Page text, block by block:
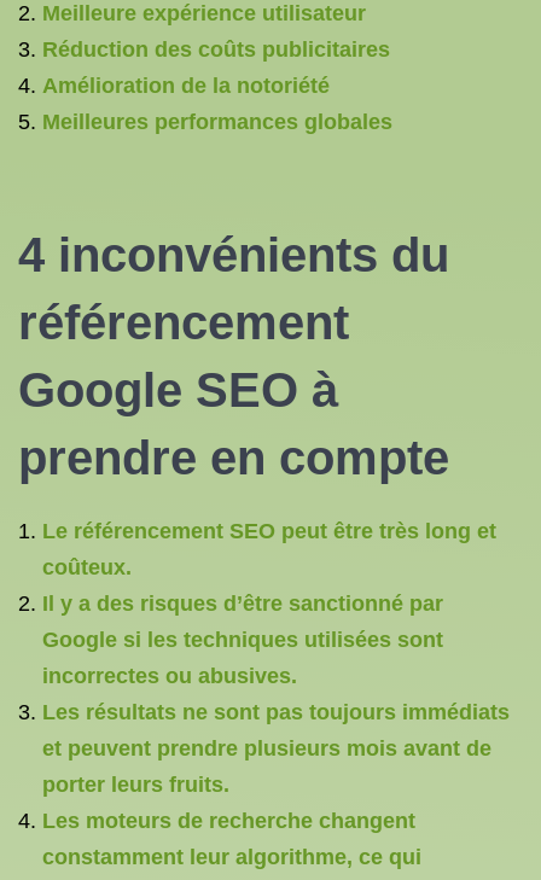
Meilleure expérience utilisateur
Réduction des coûts publicitaires
Amélioration de la notoriété
Meilleures performances globales
4 inconvénients du
référencement
Google SEO à
prendre en compte
Le référencement SEO peut être très long et
coûteux.
Il y a des risques d’être sanctionné par
Google si les techniques utilisées sont
incorrectes ou abusives.
Les résultats ne sont pas toujours immédiats
et peuvent prendre plusieurs mois avant de
porter leurs fruits.
Les moteurs de recherche changent
constamment leur algorithme, ce qui